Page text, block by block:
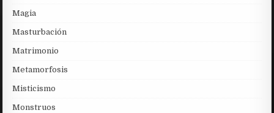
Magia
Masturbación
Matrimonio
Metamorfosis
Misticismo
Monstruos